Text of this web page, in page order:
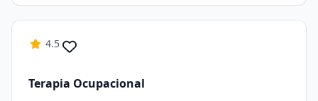
4.5
Terapia Ocupacional